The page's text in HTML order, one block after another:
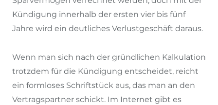
Kündigung innerhalb der ersten vier bis fünf
Jahre wird ein deutliches Verlustgeschäft daraus.
Wenn man sich nach der gründlichen Kalkulation
trotzdem für die Kündigung entscheidet, reicht
ein formloses Schriftstück aus, das man an den
Vertragspartner schickt. Im Internet gibt es